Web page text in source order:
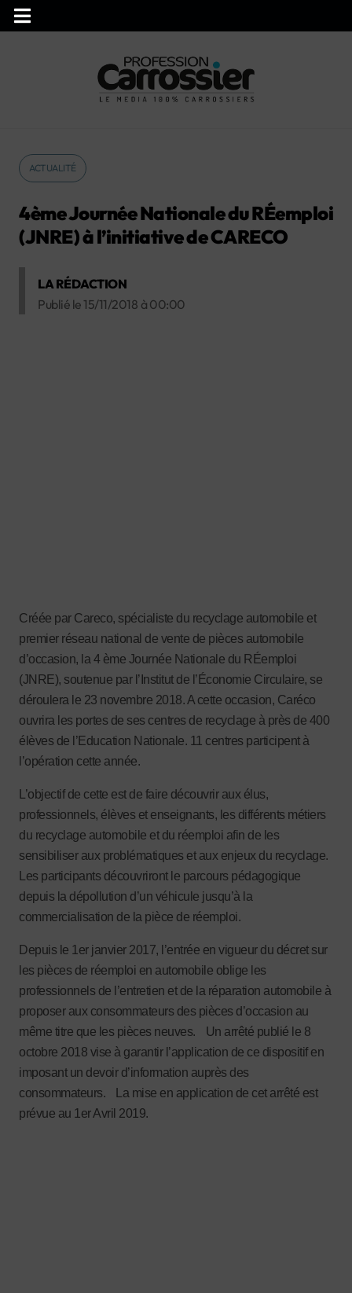
ACTUALITÉ
4ème Journée Nationale du RÉemploi
(JNRE) à l’initiative de CARECO
LA RÉDACTION
Publié le 15/11/2018 à 00:00
Créée par Careco, spécialiste du recyclage automobile et
premier réseau national de vente de pièces automobile
d’occasion, la 4 ème Journée Nationale du RÉemploi
(JNRE), soutenue par l’Institut de l’Économie Circulaire, se
déroulera le 23 novembre 2018. A cette occasion, Caréco
ouvrira les portes de ses centres de recyclage à près de 400
élèves de l’Education Nationale. 11 centres participent à
l’opération cette année.
L’objectif de cette est de faire découvrir aux élus,
professionnels, élèves et enseignants, les différents métiers
du recyclage automobile et du réemploi afin de les
sensibiliser aux problématiques et aux enjeux du recyclage.
Les participants découvriront le parcours pédagogique
depuis la dépollution d’un véhicule jusqu’à la
commercialisation de la pièce de réemploi.
Depuis le 1er janvier 2017, l’entrée en vigueur du décret sur
les pièces de réemploi en automobile oblige les
professionnels de l’entretien et de la réparation automobile à
proposer aux consommateurs des pièces d’occasion au
même titre que les pièces neuves. Un arrêté publié le 8
octobre 2018 vise à garantir l’application de ce dispositif en
imposant un devoir d’information auprès des
consommateurs. La mise en application de cet arrêté est
prévue au 1er Avril 2019.